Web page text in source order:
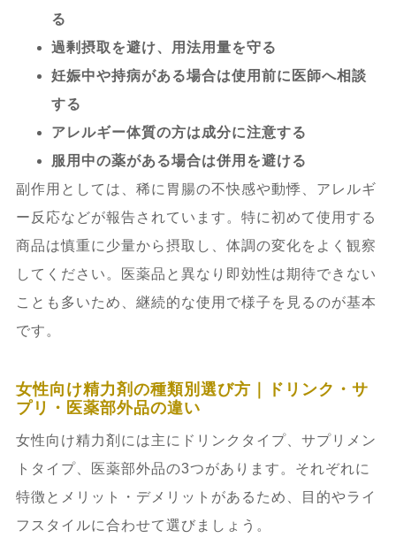
る
過剰摂取を避け、用法用量を守る
妊娠中や持病がある場合は使用前に医師へ相談
する
アレルギー体質の方は成分に注意する
服用中の薬がある場合は併用を避ける
副作用としては、稀に胃腸の不快感や動悸、アレルギ
ー反応などが報告されています。特に初めて使用する
商品は慎重に少量から摂取し、体調の変化をよく観察
してください。医薬品と異なり即効性は期待できない
ことも多いため、継続的な使用で様子を見るのが基本
です。
女性向け精力剤の種類別選び方｜ドリンク・サ
プリ・医薬部外品の違い
女性向け精力剤には主にドリンクタイプ、サプリメン
トタイプ、医薬部外品の3つがあります。それぞれに
特徴とメリット・デメリットがあるため、目的やライ
フスタイルに合わせて選びましょう。